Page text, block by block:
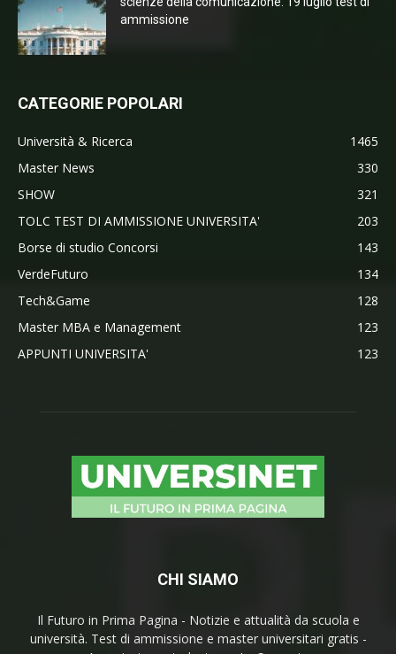
ammissione
CATEGORIE POPOLARI
Università & Ricerca
1465
Master News
330
SHOW
321
TOLC TEST DI AMMISSIONE UNIVERSITA'
203
Borse di studio Concorsi
143
VerdeFuturo
134
Tech&Game
128
Master MBA e Management
123
APPUNTI UNIVERSITA'
123
CHI SIAMO
Il Futuro in Prima Pagina - Notizie e attualità da scuola e
università. Test di ammissione e master universitari gratis -